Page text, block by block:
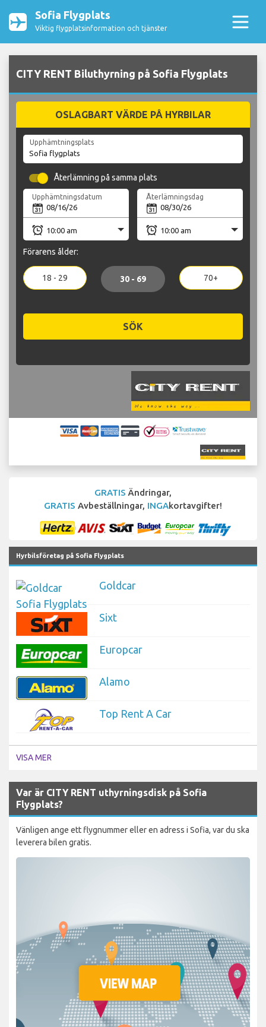
Sofia Flygplats
Viktig flygplatsinformation och tjänster
CITY RENT Biluthyrning på Sofia Flygplats
OSLAGBART VÄRDE PÅ HYRBILAR
Upphämtningsplats
Återlämning på samma plats
Upphämtningsdatum Återlämningsdag
Förarens ålder:
18 - 29 30 - 69 70+
SÖK
GRATIS Ändringar,
GRATIS Avbeställningar, INGAkortavgifter!
Hyrbilsföretag på Sofia Flygplats
Goldcar
Sixt
Europcar
Alamo
Top Rent A Car
VISA MER
Var är CITY RENT uthyrningsdisk på Sofia
Flygplats?
Vänligen ange ett flygnummer eller en adress i Sofia, var du ska
leverera bilen gratis.